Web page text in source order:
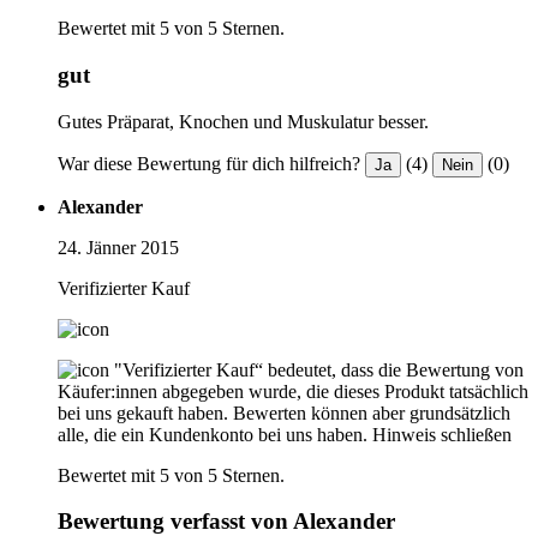
Bewertet mit 5 von 5 Sternen.
gut
Gutes Präparat, Knochen und Muskulatur besser.
War diese Bewertung für dich hilfreich? Ja (4) Nein (0)
Alexander
24. Jänner 2015
Verifizierter Kauf
"Verifizierter Kauf“ bedeutet, dass die Bewertung von
Käufer:innen abgegeben wurde, die dieses Produkt tatsächlich
bei uns gekauft haben. Bewerten können aber grundsätzlich
alle, die ein Kundenkonto bei uns haben. Hinweis schließen
Bewertet mit 5 von 5 Sternen.
Bewertung verfasst von Alexander